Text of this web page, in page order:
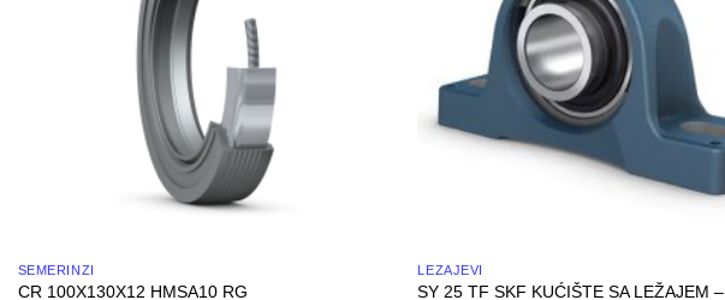
SEMERINZI
CR 100X130X12 HMSA10 RG
LEŽAJEVI
SY 25 TF SKF KUĆIŠTE SA LEŽAJEM –